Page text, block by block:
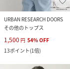
URBAN RESEARCH DOORS
その他のトップス
1,500 円 54%OFF
13ポイント(1倍)